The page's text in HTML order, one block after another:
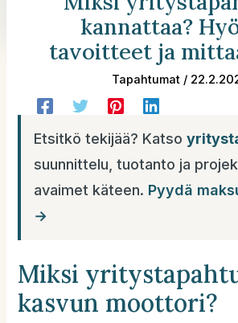
kannattaa?
tavoitteet ja
Tapahtumat /
Etsitkö tekijää? Katso
suunnittelu, tuotanto ja
avaimet käteen. Pyydä
→
Miksi
kasvun moottori?